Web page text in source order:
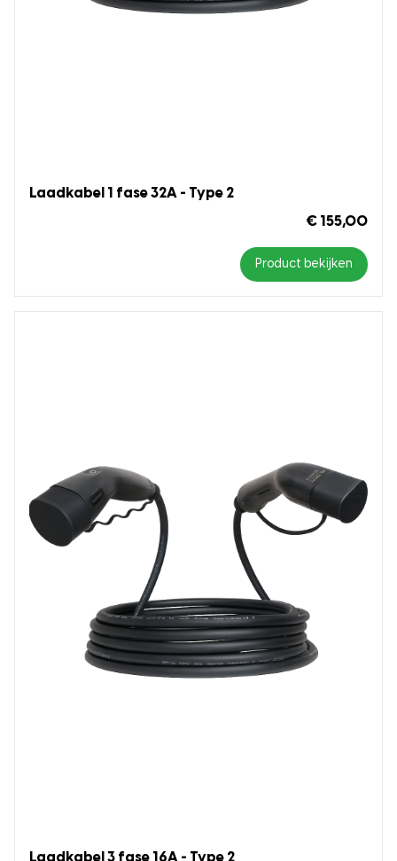
Laadkabel 1 fase 32A - Type 2
€ 155,00
Product bekijken
Laadkabel 3 fase 16A - Type 2